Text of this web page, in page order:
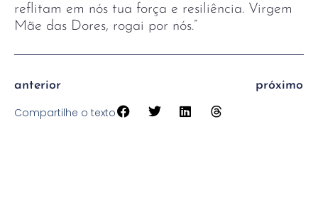
reflitam em nós tua força e resiliência. Virgem
Mãe das Dores, rogai por nós.”
anterior próximo
Compartilhe o texto